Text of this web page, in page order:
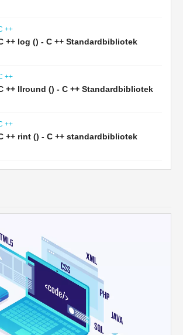
++
++ log () - C ++ Standardbibliotek
++
++ llround () - C ++ Standardbibliotek
++
++ rint () - C ++ standardbibliotek